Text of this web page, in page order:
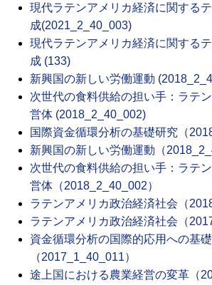
現代ラテンアメリカ経済に関する
成(2021_2_40_003)
現代ラテンアメリカ経済に関する
成 (133)
新興国の新しい労働運動
次世代の食料供給の担い手：ラテ
営体 (2018_2_40_002)
国際資金循環分析の基礎研究（
新興国の新しい労働運動（
次世代の食料供給の担い手：ラテ
営体（2018_2_40_002）
ラテンアメリカ政治経済社会（
ラテンアメリカ政治経済社会（
資金循環分析の国際的応用への基
（2017_1_40_011）
途上国における農業経営の変革（